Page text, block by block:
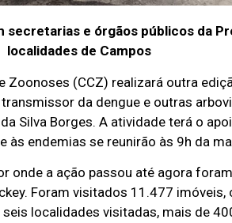
secretarias e órgãos públicos da
localidades de Campos
(CCZ) realizará outra
da dengue e outras
Silva Borges. A atividade terá o
endemias se reunirão às 9h da
onde a ação passou até agora
Foram visitados 11.477
localidades visitadas, mais de